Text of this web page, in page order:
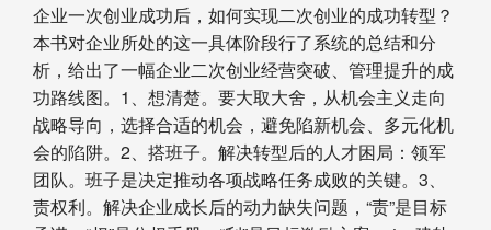
企业一次创业成功后，如何实现二次创业的成功转型？
本书对企业所处的这一具体阶段行了系统的总结和分
析，给出了一幅企业二次创业经营突破、管理提升的成
功路线图。1、想清楚。要大取大舍，从机会主义走向
战略导向，选择合适的机会，避免陷新机会、多元化机
会的陷阱。2、搭班子。解决转型后的人才困局：领军
团队。班子是决定推动各项战略任务成败的关键。3、
责权利。解决企业成长后的动力缺失问题，“责”是目标